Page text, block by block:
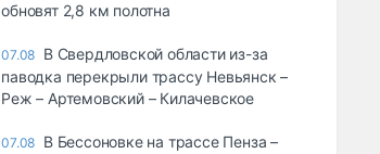
обновят 2,8 км полотна
07.08 В Свердловской области из-за
паводка перекрыли трассу Невьянск –
Реж – Артемовский – Килачевское
07.08 В Бессоновке на трассе Пенза –